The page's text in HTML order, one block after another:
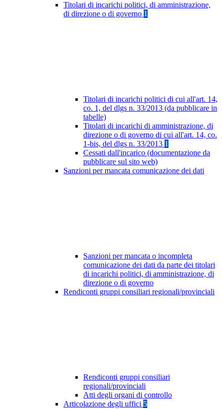
Titolari di incarichi politici, di amministrazione,
di direzione o di governo 1
Titolari di incarichi politici di cui all'art. 14,
co. 1, del dlgs n. 33/2013 (da pubblicare in
tabelle)
Titolari di incarichi di amministrazione, di
direzione o di governo di cui all'art. 14, co.
1-bis, del dlgs n. 33/2013 1
Cessati dall'incarico (documentazione da
pubblicare sul sito web)
Sanzioni per mancata comunicazione dei dati
Sanzioni per mancata o incompleta
comunicazione dei dati da parte dei titolari
di incarichi politici, di amministrazione, di
direzione o di governo
Rendiconti gruppi consiliari regionali/provinciali
Rendiconti gruppi consiliari
regionali/provinciali
Atti degli organi di controllo
Articolazione degli uffici 5